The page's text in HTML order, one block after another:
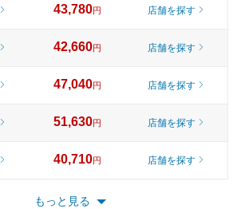
43,780円 店舗を探す
42,660円 店舗を探す
47,040円 店舗を探す
51,630円 店舗を探す
40,710円 店舗を探す
45,870 円
もっと見る